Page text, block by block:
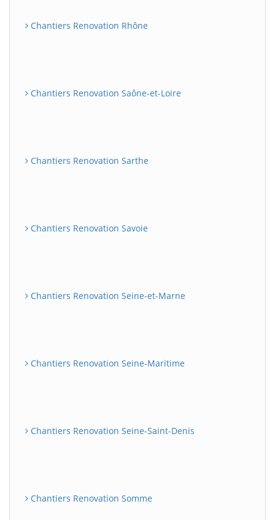
Chantiers Renovation Rhône
Chantiers Renovation Saône-et-Loire
Chantiers Renovation Sarthe
Chantiers Renovation Savoie
Chantiers Renovation Seine-et-Marne
Chantiers Renovation Seine-Maritime
Chantiers Renovation Seine-Saint-Denis
Chantiers Renovation Somme